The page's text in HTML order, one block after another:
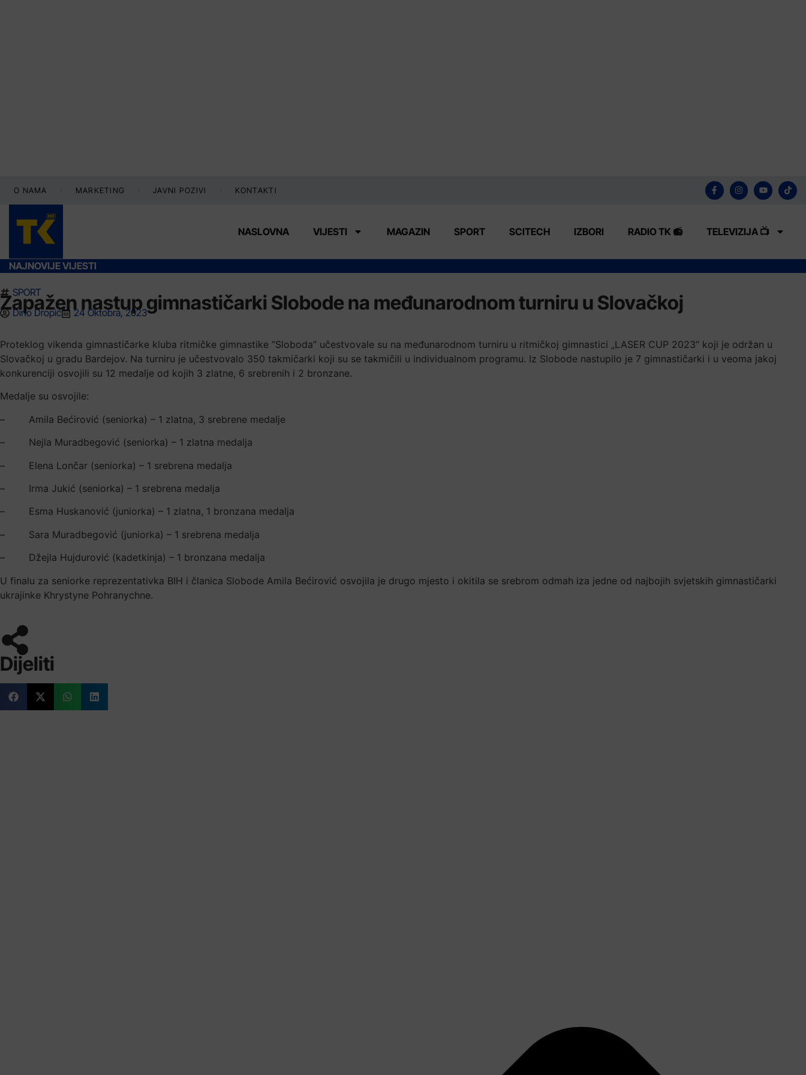
O NAMA MARKETING JAVNI POZIVI KONTAKTI
NASLOVNA VIJESTI MAGAZIN SPORT SCITECH IZBORI RADIO TK 📻 TELEVIZIJA 📺
NAJNOVIJE VIJESTI
SPORT
Zapažen nastup gimnastičarki Slobode na međunarodnom turniru u Slovačkoj
Dino Dropić 24 Oktobra, 2023
Proteklog vikenda gimnastičarke kluba ritmičke gimnastike ”Sloboda” učestvovale su na međunarodnom turniru u ritmičkoj gimnastici „LASER CUP 2023“ koji je održan u
Slovačkoj u gradu Bardejov. Na turniru je učestvovalo 350 takmičarki koji su se takmičili u individualnom programu. Iz Slobode nastupilo je 7 gimnastičarki i u veoma jakoj
konkurenciji osvojili su 12 medalje od kojih 3 zlatne, 6 srebrenih i 2 bronzane.
Medalje su osvojile:
– Amila Bećirović (seniorka) – 1 zlatna, 3 srebrene medalje
– Nejla Muradbegović (seniorka) – 1 zlatna medalja
– Elena Lončar (seniorka) – 1 srebrena medalja
– Irma Jukić (seniorka) – 1 srebrena medalja
– Esma Huskanović (juniorka) – 1 zlatna, 1 bronzana medalja
– Sara Muradbegović (juniorka) – 1 srebrena medalja
– Džejla Hujdurović (kadetkinja) – 1 bronzana medalja
U finalu za seniorke reprezentativka BIH i članica Slobode Amila Bećirović osvojila je drugo mjesto i okitila se srebrom odmah iza jedne od najbojih svjetskih gimnastičarki
ukrajinke Khrystyne Pohranychne.
Dijeliti